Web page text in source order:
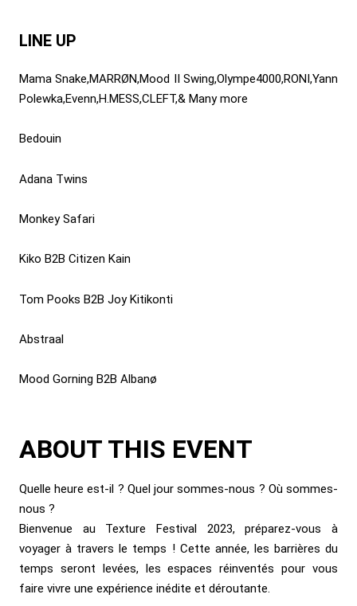
LINE UP
Mama Snake,MARRØN,Mood II Swing,Olympe4000,RONI,Yann
Polewka,Evenn,H.MESS,CLEFT,& Many more
Bedouin
Adana Twins
Monkey Safari
Kiko B2B Citizen Kain
Tom Pooks B2B Joy Kitikonti
Abstraal
Mood Gorning B2B Albanø
ABOUT THIS EVENT
Quelle heure est-il ? Quel jour sommes-nous ? Où sommes-
nous ?
Bienvenue au Texture Festival 2023, préparez-vous à
voyager à travers le temps ! Cette année, les barrières du
temps seront levées, les espaces réinventés pour vous
faire vivre une expérience inédite et déroutante.